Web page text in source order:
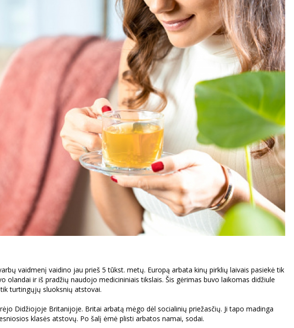
vaidmenį vaidino jau prieš 5 tūkst. metų. Europą arbata kinų pirklių laivais pasiekė tik
olandai ir iš pradžių naudojo medicininiais tikslais. Šis gėrimas buvo laikomas didžiule
turtingųjų sluoksnių atstovai.
Didžiojoje Britanijoje. Britai arbatą mėgo dėl socialinių priežasčių. Ji tapo madinga
klasės atstovų. Po šalį ėmė plisti arbatos namai, sodai.